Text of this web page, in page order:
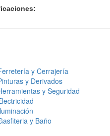
y Cerrajería
y Derivados
y Seguridad
y Baño